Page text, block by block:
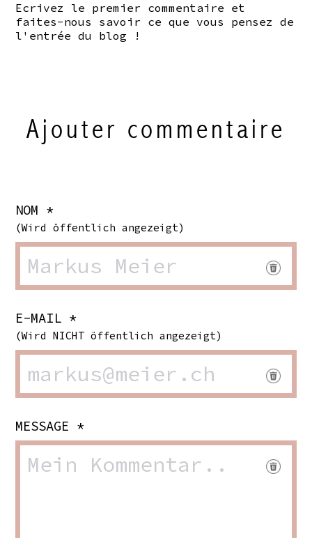
Ecrivez le premier commentaire et
faites-nous savoir ce que vous pensez de
l'entrée du blog !
Ajouter commentaire
NOM *
(Wird öffentlich angezeigt)
E-MAIL *
(Wird NICHT öffentlich angezeigt)
MESSAGE *